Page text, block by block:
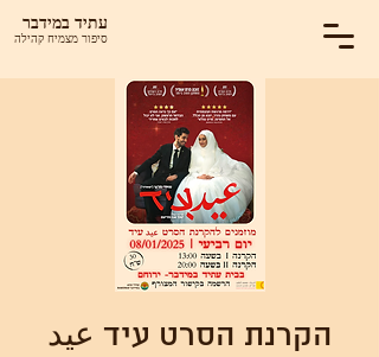
עתיד במידבר
סיפור מצמיח קהילה
הקרנת הסרט עיד عيد